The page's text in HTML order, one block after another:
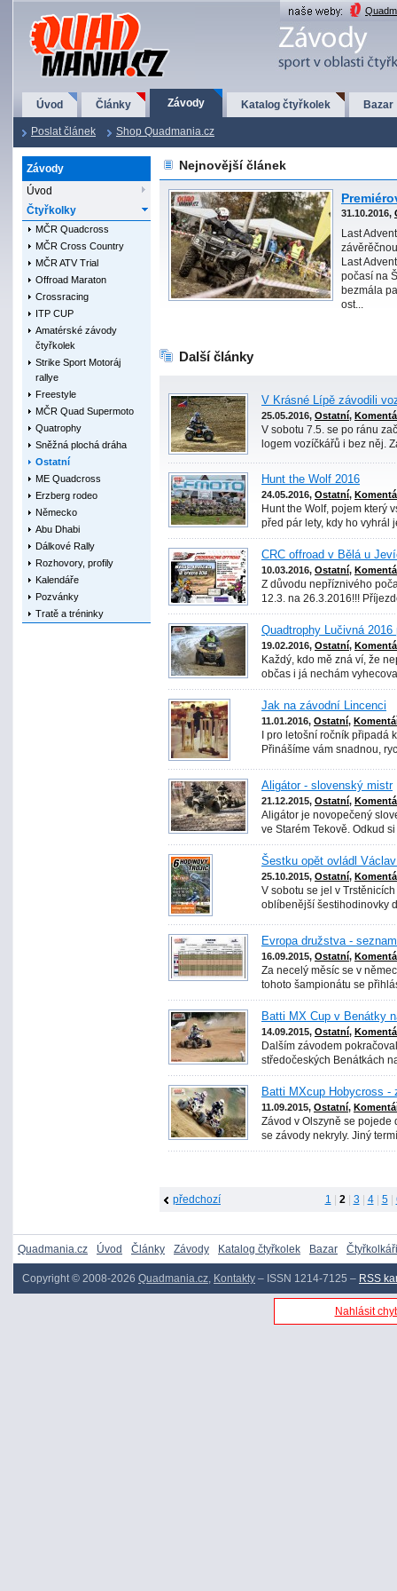
QuadMania.cz
Úvod Články Závody Katalog čtyřkolek Bazar
Poslat článek Shop Quadmania.cz
Závody
Úvod
Čtyřkolky
MČR Quadcross
MČR Cross Country
MČR ATV Trial
Offroad Maraton
Crossracing
ITP CUP
Amatérské závody
čtyřkolek
Strike Sport Motoráj
rallye
Freestyle
MČR Quad Supermoto
Quatrophy
Sněžná plochá dráha
Ostatní
ME Quadcross
Erzberg rodeo
Německo
Abu Dhabi
Dálkové Rally
Rozhovory, profily
Kalendáře
Pozvánky
Tratě a tréninky
Nejnovější článek
31.10.2016,
Last
Last
počasí na
bezmála
ost...
Další články
V Krásné Lípě závodili
25.05.2016, Ostatní,
V sobotu 7.5. se po ránu
logem vozíčkářů i bez něj.
Hunt the Wolf 2016
24.05.2016, Ostatní,
Hunt the Wolf, pojem který
před pár lety, kdy ho vyhrál
CRC offroad v Bělá u
10.03.2016, Ostatní,
Z důvodu nepříznivého
12.3. na 26.3.2016!!!
Quadtrophy Lučivná
19.02.2016, Ostatní,
Každý, kdo mě zná ví, že
občas i já nechám
Jak na závodní Lincenci
11.01.2016, Ostatní,
I pro letošní ročník připadá
Přinášíme vám snadnou,
Aligátor - slovenský mistr
21.12.2015, Ostatní,
Aligátor je novopečený
ve Starém Tekově. Odkud
Šestku opět ovládl
25.10.2015, Ostatní,
V sobotu se jel v
oblíbenější šestihodinovky
Evropa družstva -
16.09.2015, Ostatní,
Za necelý měsíc se v
tohoto šampionátu se
Batti MX Cup v Benátky
14.09.2015, Ostatní,
Dalším závodem
středočeských Benátkách
Batti MXcup Hobycross -
11.09.2015, Ostatní,
Závod v Olszyně se pojede
se závody nekryly. Jiný
předchozí 1 2 3 4 5
Quadmania.cz Úvod Články Závody Katalog čtyřkolek Bazar Čtyřkolkáři
Copyright © 2008-2026 Quadmania.cz, Kontakty – ISSN 1214-7125 – RSS
Nahlásit